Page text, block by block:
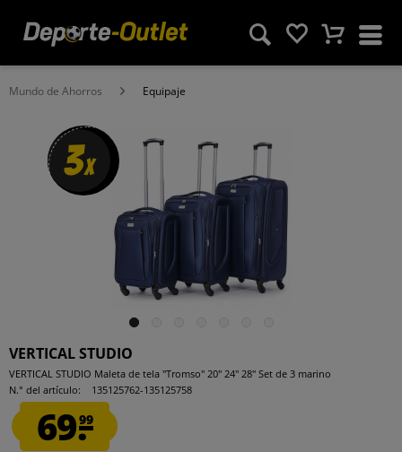
Mundo de Ahorros Equipaje
3x
VERTICAL STUDIO
VERTICAL STUDIO Maleta de tela "Tromso" 20" 24" 28" Set de 3 marino
N.° del artículo:
135125762-135125758
69.99